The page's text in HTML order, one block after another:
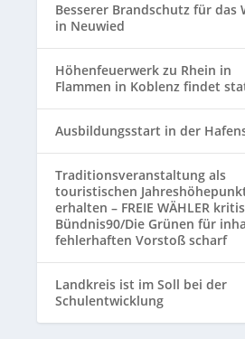
Besserer Brandschutz für das
in Neuwied
Höhenfeuerwerk zu Rhein in
Flammen in Koblenz findet
Ausbildungsstart in der
Traditionsveranstaltung als
touristischen
erhalten – FREIE WÄHLER
Bündnis90/Die Grünen für
fehlerhaften Vorstoß scharf
Landkreis ist im Soll bei der
Schulentwicklung